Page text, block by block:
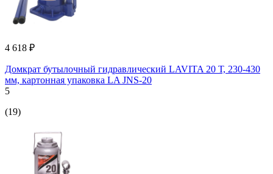
4 618 ₽
Домкрат бутылочный гидравлический LAVITA 20 Т, 230-430
мм, картонная упаковка LA JNS-20
5
(19)